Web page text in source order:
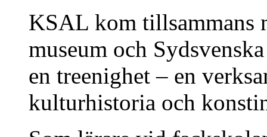
KSAL kom tillsammans
museum och
en treenighet – en
kulturhistoria och